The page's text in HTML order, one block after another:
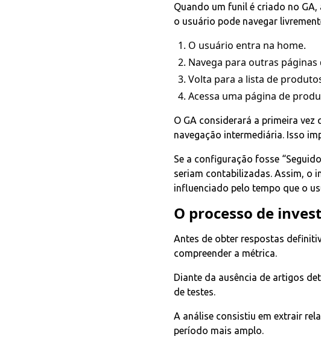
Quando um funil é criado no
o usuário pode navegar
O usuário entra na home.
Navega para outras
Volta para a lista de
Acessa uma página de
O GA considerará a primeira
navegação intermediária. Isso
Se a configuração fosse
seriam contabilizadas. Assim, o
influenciado pelo tempo que o
O processo de
Antes de obter respostas
compreender a métrica.
Diante da ausência de artigos
de testes.
A análise consistiu em extrair
período mais amplo.